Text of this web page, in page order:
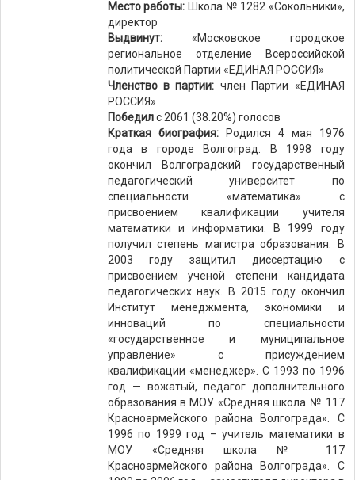
Место работы: Школа № 1282 «Сокольники»,
директор
Выдвинут:«Московское городское
региональное отделение Всероссийской
политической Партии «ЕДИНАЯ РОССИЯ»
Членство в партии: член Партии «ЕДИНАЯ
РОССИЯ»
Победилс 2061 (38.20%) голосов
Краткая биография:Родился 4 мая 1976
года в городе Волгоград. В 1998 году
окончил Волгоградский государственный
педагогический университет по
специальности «математика» с
присвоением квалификации учителя
математики и информатики. В 1999 году
получил степень магистра образования. В
2003 году защитил диссертацию с
присвоением ученой степени кандидата
педагогических наук. В 2015 году окончил
Институт менеджмента, экономики и
инноваций по специальности
«государственное и муниципальное
управление» с присуждением
квалификации «менеджер». С 1993 по 1996
год — вожатый, педагог дополнительного
образования в МОУ «Средняя школа № 117
Красноармейского района Волгограда». С
1996 по 1999 год – учитель математики в
МОУ «Средняя школа № 117
Красноармейского района Волгограда». С